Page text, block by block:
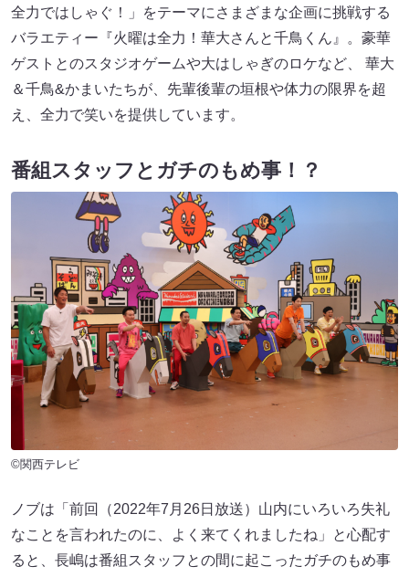
全力ではしゃぐ！」をテーマにさまざまな企画に挑戦する
バラエティー『火曜は全力！華大さんと千鳥くん』。豪華
ゲストとのスタジオゲームや大はしゃぎのロケなど、 華大
＆千鳥&かまいたちが、先輩後輩の垣根や体力の限界を超
え、全力で笑いを提供しています。
番組スタッフとガチのもめ事！？
©関西テレビ
ノブは「前回（2022年7月26日放送）山内にいろいろ失礼
なことを言われたのに、よく来てくれましたね」と心配す
ると、長嶋は番組スタッフとの間に起こったガチのもめ事